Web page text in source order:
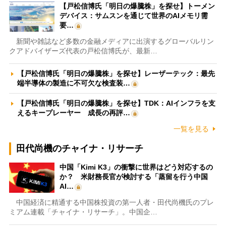
【戸松信博氏「明日の爆騰株」を探せ】トーメン
デバイス：サムスンを通じて世界のAIメモリ需
要…
新聞や雑誌など多数の金融メディアに出演するグローバルリン
クアドバイザーズ代表の戸松信博氏が、最新…
【戸松信博氏「明日の爆騰株」を探せ】レーザーテック：最先
端半導体の製造に不可欠な検査装…
【戸松信博氏「明日の爆騰株」を探せ】TDK：AIインフラを支
えるキープレーヤー 成長の再評…
一覧を見る
田代尚機のチャイナ・リサーチ
中国「Kimi K3」の衝撃に世界はどう対応するの
か？ 米財務長官が検討する「蒸留を行う中国
AI…
中国経済に精通する中国株投資の第一人者・田代尚機氏のプレ
ミアム連載「チャイナ・リサーチ」。中国企…